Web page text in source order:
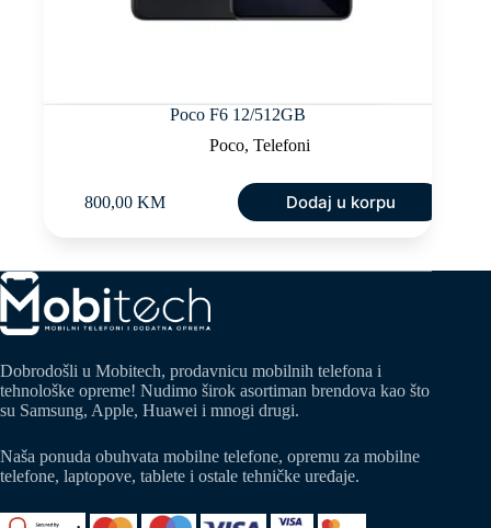
Poco F6 12/512GB
Poco,Telefoni
800,00 KM Dodaj u korpu
Dobrodošli u Mobitech, prodavnicu mobilnih telefona i
tehnološke opreme! Nudimo širok asortiman brendova kao što
su Samsung, Apple, Huawei i mnogi drugi.
Naša ponuda obuhvata mobilne telefone, opremu za mobilne
telefone, laptopove, tablete i ostale tehničke uređaje.